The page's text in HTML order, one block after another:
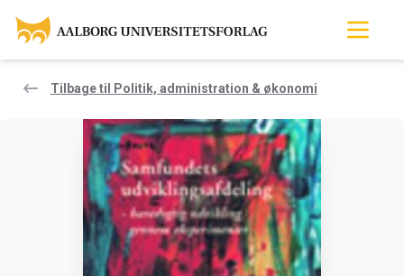
Tilbage til Politik, administration & økonomi